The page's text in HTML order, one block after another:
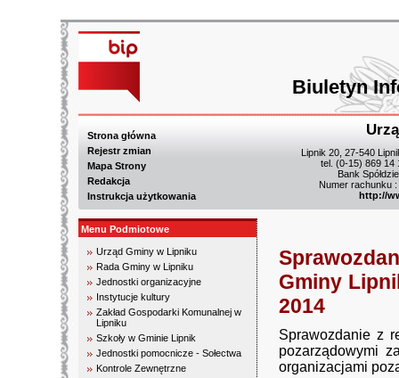
Biuletyn
Strona główna
Rejestr zmian
Mapa Strony
Redakcja
Instrukcja użytkowania
Lipnik 20, 27-540
tel. (0-15) 869 14
Bank
Numer rachunku
http://
Menu Podmiotowe
Urząd Gminy w Lipniku
Rada Gminy w Lipniku
Jednostki organizacyjne
Instytucje kultury
Zakład Gospodarki Komunalnej w
Lipniku
Szkoły w Gminie Lipnik
Jednostki pomocnicze - Sołectwa
Kontrole Zewnętrzne
Gminy
2014
Sprawozdanie z
pozarządowymi
organizacjami